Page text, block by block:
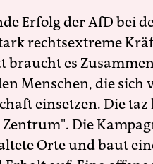
Erfolg der AfD bei
rechtsextreme
braucht es
Menschen, die sich
einsetzen. Die
Die
Orte und baut